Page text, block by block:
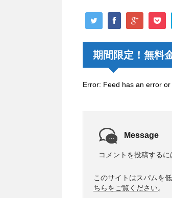
期間限定！無料
Error: Feed has an error or
Message
コメントを投稿するに
このサイトはスパムを
ちらをご覧ください。